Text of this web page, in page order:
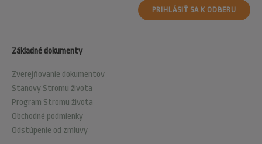
Základné dokumenty
Zverejňovanie dokumentov
Stanovy Stromu života
Program Stromu života
Obchodné podmienky
Odstúpenie od zmluvy
PRIHLÁSIŤ SA K ODBERU